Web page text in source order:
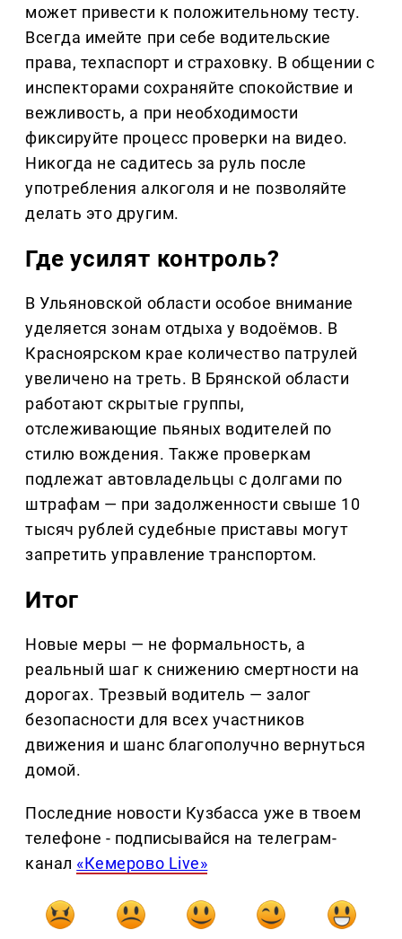
может привести к положительному тесту.
Всегда имейте при себе водительские
права, техпаспорт и страховку. В общении с
инспекторами сохраняйте спокойствие и
вежливость, а при необходимости
фиксируйте процесс проверки на видео.
Никогда не садитесь за руль после
употребления алкоголя и не позволяйте
делать это другим.
Где усилят контроль?
В Ульяновской области особое внимание
уделяется зонам отдыха у водоёмов. В
Красноярском крае количество патрулей
увеличено на треть. В Брянской области
работают скрытые группы,
отслеживающие пьяных водителей по
стилю вождения. Также проверкам
подлежат автовладельцы с долгами по
штрафам — при задолженности свыше 10
тысяч рублей судебные приставы могут
запретить управление транспортом.
Итог
Новые меры — не формальность, а
реальный шаг к снижению смертности на
дорогах. Трезвый водитель — залог
безопасности для всех участников
движения и шанс благополучно вернуться
домой.
Последние новости Кузбасса уже в твоем
телефоне - подписывайся на телеграм-
канал «Кемерово Live»